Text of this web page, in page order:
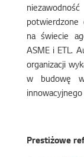
potwierdzone
na świecie
ASME i ETL.
organizacji
w budowę
Prestiżowe